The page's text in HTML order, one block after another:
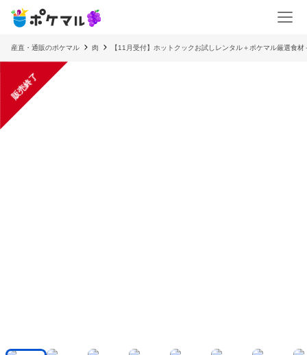
産直・通販のポケマル 肉 【11月受付】ホットクックお試しレンタル＋ポケマル厳選食
販売終了